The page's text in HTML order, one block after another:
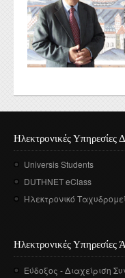
Ηλεκτρονικές Υπηρεσίες
Universis Students
DUTHNET eClass
Ηλεκτρονικό
Ηλεκτρονικές
Εύδοξος - Διαχείριση